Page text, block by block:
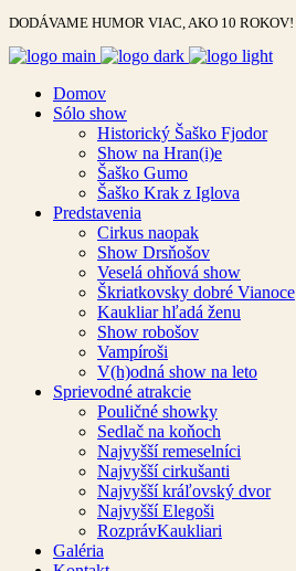
DODÁVAME HUMOR VIAC, AKO 10 ROKOV!
Domov
Sólo show
Historický Šaško Fjodor
Show na Hran(i)e
Šaško Gumo
Šaško Krak z Iglova
Predstavenia
Cirkus naopak
Show Drsňošov
Veselá ohňová show
Škriatkovsky dobré Vianoce
Kaukliar hľadá ženu
Show robošov
Vampíroši
V(h)odná show na leto
Sprievodné atrakcie
Pouličné showky
Sedlač na koňoch
Najvyšší remeselníci
Najvyšší cirkušanti
Najvyšší kráľovský dvor
Najvyšší Elegoši
RozprávKaukliari
Galéria